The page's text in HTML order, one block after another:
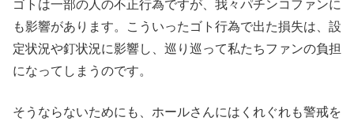
ゴトは一部の人の不正行為ですが、我々パチンコファンに
も影響があります。こういったゴト行為で出た損失は、設
定状況や釘状況に影響し、巡り巡って私たちファンの負担
になってしまうのです。
そうならないためにも、ホールさんにはくれぐれも警戒を